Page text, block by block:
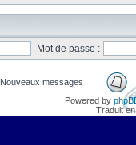
Mot de passe :
Nouveaux messages
Powered by
Traduit